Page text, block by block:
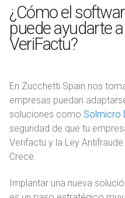
¿Cómo el
puede ayudarte
VeriFactu?
En Zucchetti Spain nos
empresas puedan
soluciones como Solmicro
seguridad de que tu
Verifactu y la Ley
Crece.
Implantar una nueva